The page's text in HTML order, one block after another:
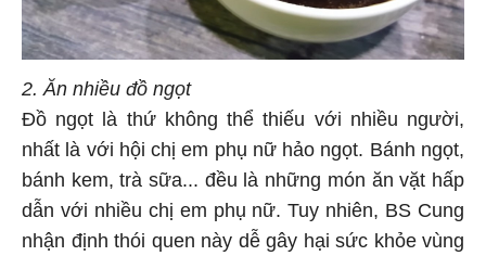
2. Ăn nhiều đồ ngọt
Đồ ngọt là thứ không thể thiếu với nhiều người,
nhất là với hội chị em phụ nữ hảo ngọt. Bánh ngọt,
bánh kem, trà sữa... đều là những món ăn vặt hấp
dẫn với nhiều chị em phụ nữ. Tuy nhiên, BS Cung
nhận định thói quen này dễ gây hại sức khỏe vùng